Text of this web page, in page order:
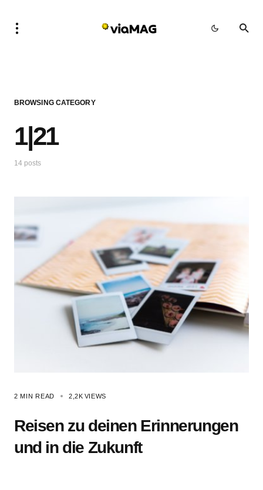
BROWSING CATEGORY
1|21
14 posts
2 MIN READ 2,2K VIEWS
Reisen zu deinen Erinnerungen
und in die Zukunft